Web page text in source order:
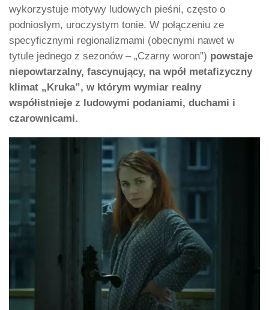
wykorzystuje motywy ludowych pieśni, często o
podniosłym, uroczystym tonie. W połączeniu ze
specyficznymi regionalizmami (obecnymi nawet w
tytule jednego z sezonów – „Czarny woron”) powstaje
niepowtarzalny, fascynujący, na wpół metafizyczny
klimat „Kruka”, w którym wymiar realny
współistnieje z ludowymi podaniami, duchami i
czarownicami.